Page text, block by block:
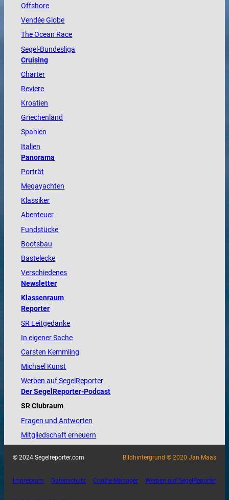
Offshore
VendéeGlobe
TheOcean Race
Segel-Bundesliga
Cruising
Charter
Reviere
Kroatien
Griechenland
Spanien
Italien
Panorama
Porträt
Megayachten
Klassiker
Abenteuer
Fundstücke
Bootsbau
Bastelecke
Verschiedenes
Newsletter
Klassenraum
Reporter
SR Leitgedanke
In eigener Sache
Carsten Kemmling
Michael Kunst
Werben auf SegelReporter
Der SegelReporter-Podcast
SR Clubraum
Fragen und Antworten
Mitgliedschaft erneuern
© 2024 Segelreporter.com Bildhintergrund © 2020 Jan Maas
Impressum Datenschutz Cookie-Manager Werben auf SegelReporter